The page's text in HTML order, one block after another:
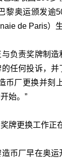
黎奥运颁发逾
de Paris）生
负责奖牌制造
任何投诉，并
币厂更换并刻
始。”
牌更换工作正
造币厂早在奥